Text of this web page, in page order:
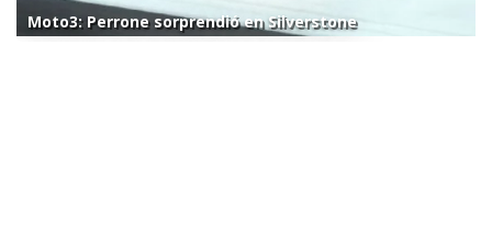
Moto3: Perrone sorprendió en Silverstone